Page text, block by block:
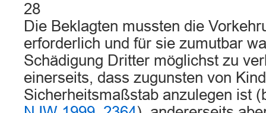
28
Die Beklagten mussten die
erforderlich und für sie zumutbar
Schädigung Dritter möglichst zu
einerseits, dass zugunsten von
Sicherheitsmaßstab anzulegen ist